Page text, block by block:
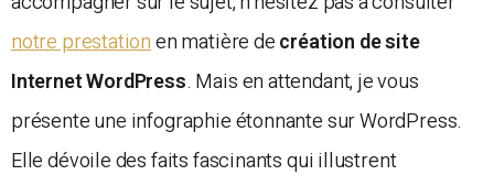
notre prestation en matière de création de site
Internet WordPress. Mais en attendant, je vous
présente une infographie étonnante sur WordPress.
Elle dévoile des faits fascinants qui illustrent